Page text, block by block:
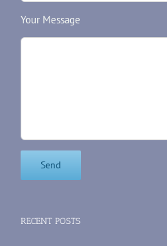
Your Message
RECENT POSTS